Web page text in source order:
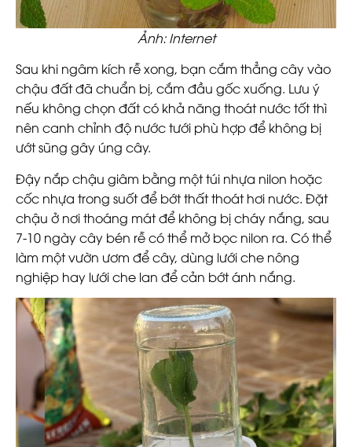
Ảnh: Internet
Sau khi ngâm kích rễ xong, bạn cắm thẳng cây vào
chậu đất đã chuẩn bị, cắm đầu gốc xuống. Lưu ý
nếu không chọn đất có khả năng thoát nước tốt thì
nên canh chỉnh độ nước tưới phù hợp để không bị
ướt sũng gây úng cây.
Đậy nắp chậu giâm bằng một túi nhựa nilon hoặc
cốc nhựa trong suốt để bớt thất thoát hơi nước. Đặt
chậu ở nơi thoáng mát để không bị cháy nắng, sau
7-10 ngày cây bén rễ có thể mở bọc nilon ra. Có thể
làm một vườn ươm để cây, dùng lưới che nông
nghiệp hay lưới che lan để cản bớt ánh nắng.